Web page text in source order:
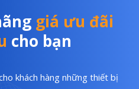
giá ưu đãi
cho bạn
khách hàng những thiết bị